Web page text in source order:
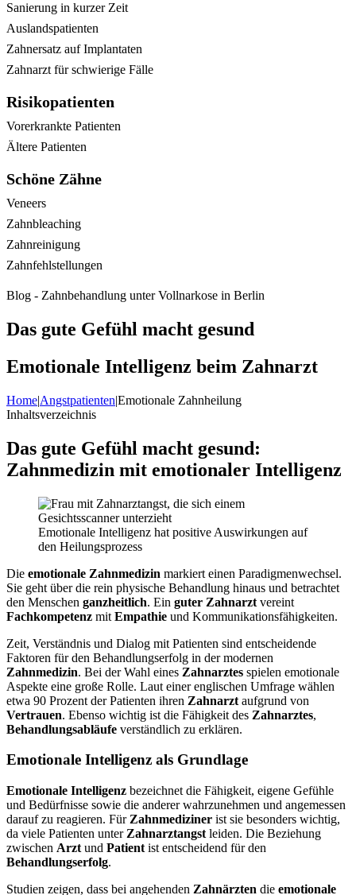
Sanierung in kurzer Zeit
Auslandspatienten
Zahnersatz auf Implantaten
Zahnarzt für schwierige Fälle
Risikopatienten
Vorerkrankte Patienten
Ältere Patienten
Schöne Zähne
Veneers
Zahnbleaching
Zahnreinigung
Zahnfehlstellungen
Blog - Zahnbehandlung unter Vollnarkose in Berlin
Das gute Gefühl macht gesund
Emotionale Intelligenz beim Zahnarzt
Home|Angstpatienten|Emotionale Zahnheilung
Inhaltsverzeichnis
Das gute Gefühl macht gesund:
Zahnmedizin mit emotionaler Intelligenz
Emotionale Intelligenz hat positive Auswirkungen auf
den Heilungsprozess
Die emotionale Zahnmedizin markiert einen Paradigmenwechsel.
Sie geht über die rein physische Behandlung hinaus und betrachtet
den Menschen ganzheitlich. Ein guter Zahnarzt vereint
Fachkompetenz mit Empathie und Kommunikationsfähigkeiten.
Zeit, Verständnis und Dialog mit Patienten sind entscheidende
Faktoren für den Behandlungserfolg in der modernen
Zahnmedizin. Bei der Wahl eines Zahnarztes spielen emotionale
Aspekte eine große Rolle. Laut einer englischen Umfrage wählen
etwa 90 Prozent der Patienten ihren Zahnarzt aufgrund von
Vertrauen. Ebenso wichtig ist die Fähigkeit des Zahnarztes,
Behandlungsabläufe verständlich zu erklären.
Emotionale Intelligenz als Grundlage
Emotionale Intelligenz bezeichnet die Fähigkeit, eigene Gefühle
und Bedürfnisse sowie die anderer wahrzunehmen und angemessen
darauf zu reagieren. Für Zahnmediziner ist sie besonders wichtig,
da viele Patienten unter Zahnarztangst leiden. Die Beziehung
zwischen Arzt und Patient ist entscheidend für den
Behandlungserfolg.
Studien zeigen, dass bei angehenden Zahnärzten die emotionale